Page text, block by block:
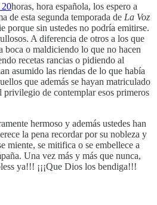
20horas, hora española, los espero a
de esta segunda temporada de La Voz
porque sin ustedes no podría emitirse.
A diferencia de otros a los que
boca o maldiciendo lo que no hacen
recetas rancias o pidiendo al
asumido las riendas de lo que había
que además se hayan matriculado
privilegio de contemplar esos primeros
hermoso y además ustedes han
la pena recordar por su nobleza y
miente, se mitifica o se embellece a
Una vez más y más que nunca,
ya!!! ¡¡¡Que Dios los bendiga!!!